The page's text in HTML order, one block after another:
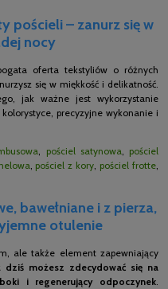
pościeli – zanurz się w
nocy
oferta tekstyliów o różnych
się w miękkość i delikatność.
jak ważne jest wykorzystanie
precyzyjne wykonanie i
, pościel satynowa, pościel
, pościel z kory, pościel frotte,
bawełniane i z pierza,
otulenie
ale także element zapewniający
dziś możesz zdecydować się na
i regenerujący odpoczynek.